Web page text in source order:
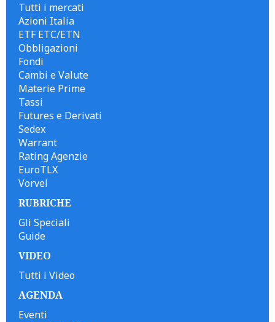
Tutti i mercati
Azioni Italia
ETF ETC/ETN
Obbligazioni
Fondi
Cambi e Valute
Materie Prime
Tassi
Futures e Derivati
Sedex
Warrant
Rating Agenzie
EuroTLX
Vorvel
RUBRICHE
Gli Speciali
Guide
VIDEO
Tutti i Video
AGENDA
Eventi